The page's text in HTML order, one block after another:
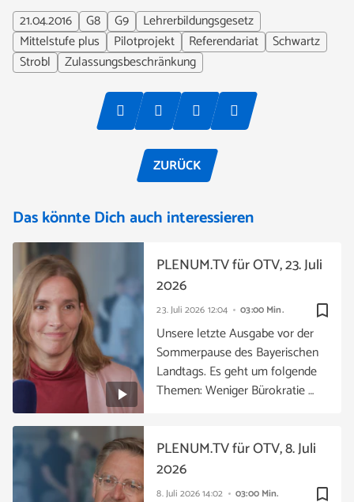
21.04.2016
G8 G9
Lehrerbildungsgesetz
Mittelstufe plus
Pilotprojekt Referendariat
Schwartz
Strobl
Zulassungsbeschränkung
ZURÜCK
Das könnte Dich auch interessieren
bookmark_border
23. Juli 2026 12:04 03:00 Min.
PLENUM.TV für OTV, 23. Juli
2026
Unsere letzte Ausgabe vor der
Sommerpause des Bayerischen
Landtags. Es geht um folgende
Themen: Weniger Bürokratie …
bookmark_border
8. Juli 202614:02 03:00 Min.
PLENUM.TV für OTV, 8. Juli
2026